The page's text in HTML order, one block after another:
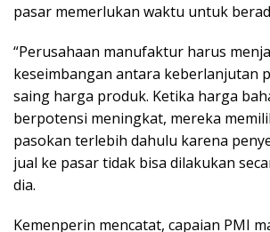
pasar memerlukan waktu untuk
“Perusahaan manufaktur harus
keseimbangan antara keberlanjutan
saing harga produk. Ketika harga
berpotensi meningkat, mereka
pasokan terlebih dahulu karena
jual ke pasar tidak bisa dilakukan
dia.
Kemenperin mencatat, capaian PMI